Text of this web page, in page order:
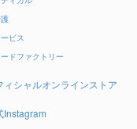
ビス
ドファクトリー
ィシャルオンラインストア
Instagram